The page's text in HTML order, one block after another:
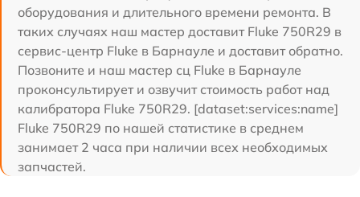
оборудования и длительного времени ремонта. В
таких случаях наш мастер доставит Fluke 750R29 в
сервис-центр Fluke в Барнауле и доставит обратно.
Позвоните и наш мастер сц Fluke в Барнауле
проконсультирует и озвучит стоимость работ над
калибратора Fluke 750R29. [dataset:services:name]
Fluke 750R29 по нашей статистике в среднем
занимает 2 часа при наличии всех необходимых
запчастей.